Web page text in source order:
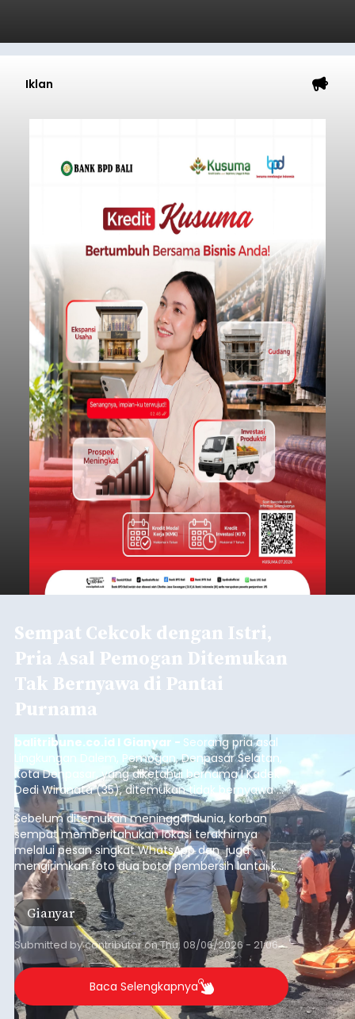
Iklan
Sempat Cekcok dengan Istri,
Pria Asal Pemogan Ditemukan
Tak Bernyawa di Pantai
Purnama
balitribune.co.id I Gianyar - Seorang pria asal
Lingkungan Dalem, Pemogan, Denpasar Selatan,
Kota Denpasar, yang diketahui bernama I Kadek
Dedi Wiranata (35), ditemukan tidak bernyawa di
pesisir Pantai Purnama, Sukawati.
Sebelum ditemukan meninggal dunia, korban
sempat memberitahukan lokasi terakhirnya
melalui pesan singkat WhatsApp dan juga
mengirimkan foto dua botol pembersih lantai ke
istrinya.
Gianyar
Submitted bycontributoronThu, 08/06/2026 - 21:06
Baca Selengkapnya